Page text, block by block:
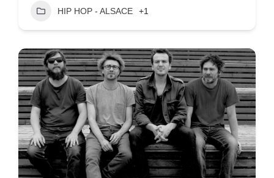
HIP HOP - ALSACE +1